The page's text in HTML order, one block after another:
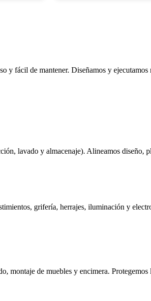
fácil de mantener. Diseñamos y
lavado y almacenaje). Alineamos diseño,
grifería, herrajes, iluminación y
montaje de muebles y encimera.